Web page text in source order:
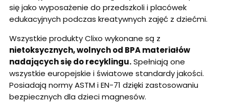
się jako wyposażenie do przedszkoli i placówek
edukacyjnych podczas kreatywnych zajęć z dziećmi.
Wszystkie produkty Clixo wykonane są z
nietoksycznych, wolnych od BPA materiałów
nadających się do recyklingu.Spełniają one
wszystkie europejskie i światowe standardy jakości.
Posiadają normy ASTM i EN-71 dzięki zastosowaniu
bezpiecznych dla dzieci magnesów.